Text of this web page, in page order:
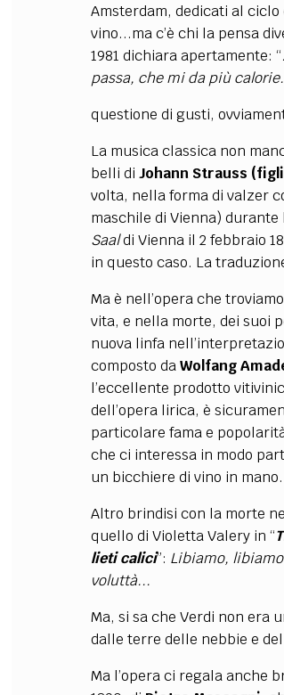
Amsterdam, dedicati al
vino...ma c’è chi la pensa
1981 dichiara apertamente: “
passa, che mi da più
questione di gusti,
La musica classica non
belli di Johann Strauss
volta, nella forma di valzer
maschile di Vienna)
Saaldi Vienna il 2 febbraio
in questo caso. La
Ma è nell’opera che
vita, e nella morte, dei suoi
nuova linfa
composto daWolfang
l’eccellente prodotto
dell’opera lirica, è
particolare fama e
che ci interessa in modo
un bicchiere di vino in mano.
Altro brindisi con la morte
quello di Violetta Valery in “
lieti calici”: Libiamo,
voluttà...
Ma, si sa che Verdi non era
dalle terre delle nebbie e
Ma l’opera ci regala anche